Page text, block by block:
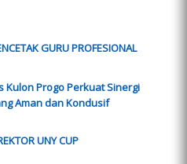
GURU PROFESIONAL
Kulon Progo Perkuat Sinergi
Aman dan Kondusif
UNY CUP